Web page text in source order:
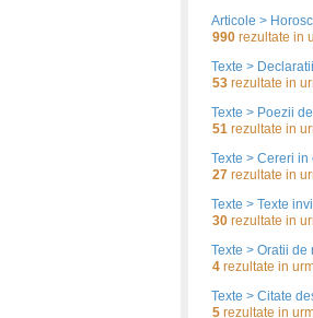
Articole >
990 rezultate in
Texte >
53 rezultate in
Texte > Poezii
51 rezultate in
Texte > Cereri in
27 rezultate in
Texte > Texte
30 rezultate in
Texte > Oratii de
4 rezultate in
Texte > Citate
5 rezultate in